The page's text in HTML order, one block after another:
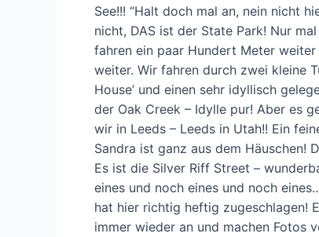
See!!! “Halt doch mal an, nein nicht
nicht, DAS ist der State Park! Nur
fahren ein paar Hundert Meter
weiter. Wir fahren durch zwei kleine
House’ und einen sehr idyllisch
der Oak Creek – Idylle pur! Aber es
wir in Leeds – Leeds in Utah!! Ein
Sandra ist ganz aus dem Häuschen!
Es ist die Silver Riff Street –
eines und noch eines und noch
hat hier richtig heftig zugeschlagen!
immer wieder an und machen Fotos